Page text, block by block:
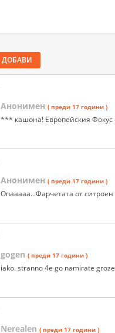
ДОБАВИ
Анонимен ( преди 17 години )
*** кашона! Европейския Фокус
Анонимен ( преди 17 години )
Oпааааа...Фарчетата от
gogen ( преди 17 години )
iako. stranno 4e go namirate
Nerealen ( преди 17 години )